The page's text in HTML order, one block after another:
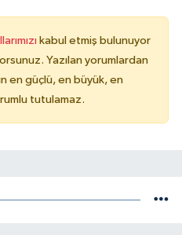
kabul etmiş bulunuyor
Yazılan yorumlardan
en güçlü, en büyük, en
tutulamaz.